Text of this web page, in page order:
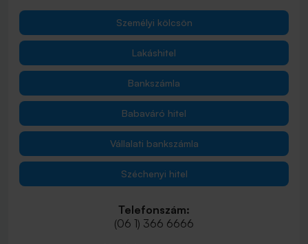
Személyi kölcsön
Lakáshitel
Bankszámla
Babaváró hitel
Vállalati bankszámla
Széchenyi hitel
Telefonszám:
(06 1) 366 6666